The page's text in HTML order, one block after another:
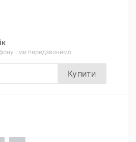
і ми передзвонимо
Купити